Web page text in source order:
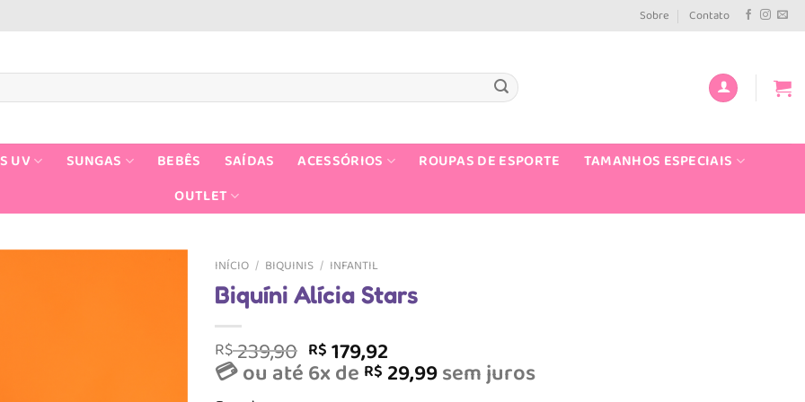
Sobre Contato
UV SUNGAS BEBÊS SAÍDAS ACESSÓRIOS ROUPAS DE ESPORTE
TAMANHOS ESPECIAIS
OUTLET
INÍCIO / BIQUINIS / INFANTIL
Biquíni Alícia Stars
R$239,90 O
preço
R$ 179,92
preço
atual
💳 ou até 6x de R$ 29,99sem juros